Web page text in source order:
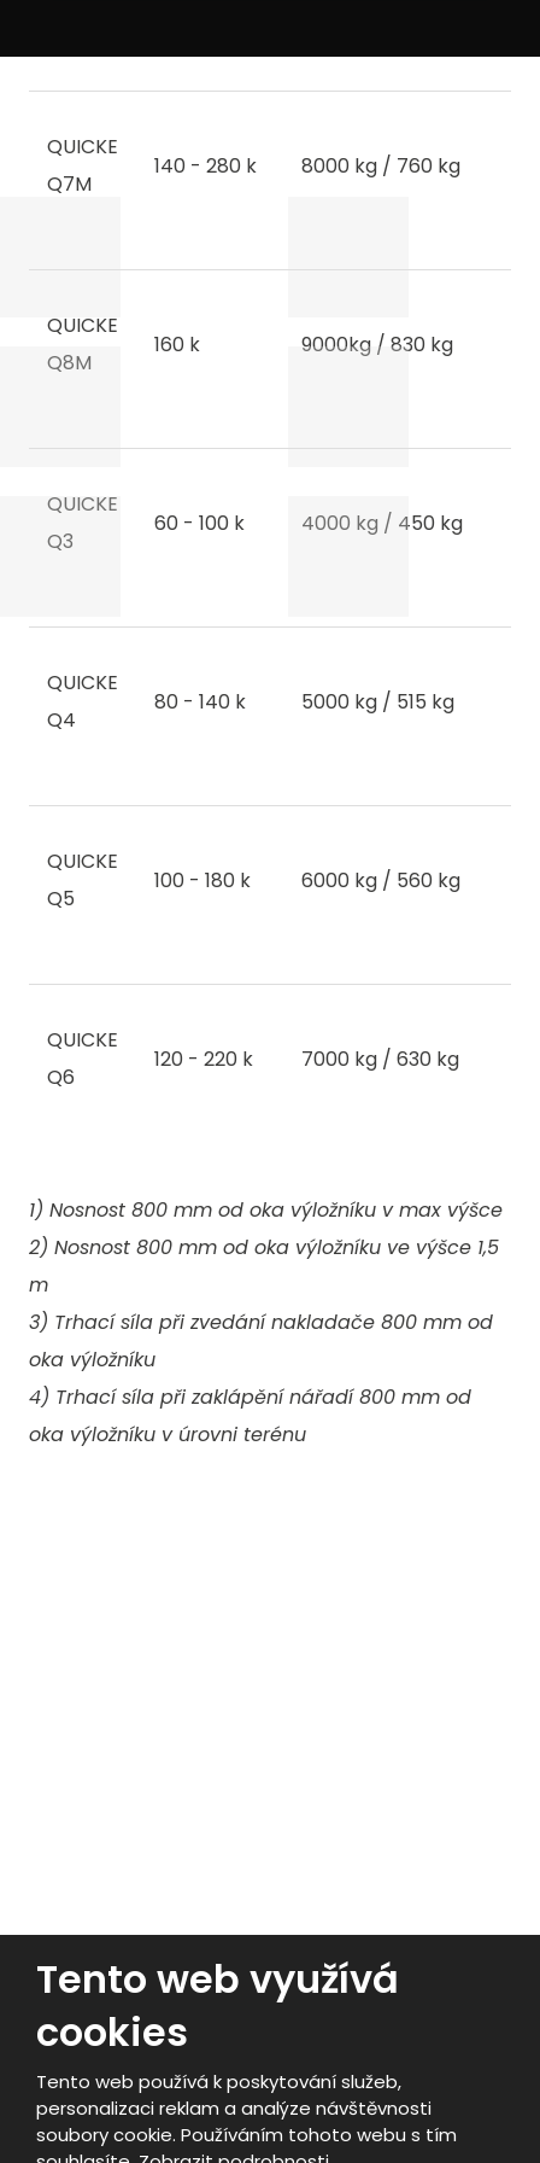
QUICKE
Q7M
140 - 280 k 8000 kg / 760 kg
QUICKE
Q8M
160 k 9000kg / 830 kg
QUICKE
Q3
60 - 100 k 4000 kg / 450 kg
QUICKE
Q4
80 - 140 k 5000 kg / 515 kg
QUICKE
Q5
100 - 180 k 6000 kg / 560 kg
QUICKE
Q6
120 - 220 k 7000 kg / 630 kg
1) Nosnost 800 mm od oka výložníku v max výšce
2) Nosnost 800 mm od oka výložníku ve výšce 1,5
m
3) Trhací síla při zvedání nakladače 800 mm od
oka výložníku
4) Trhací síla při zaklápění nářadí 800 mm od
oka výložníku v úrovni terénu
se
nepodařilo
Naši partneři
PERAGRO Trading s.r.o
Český Krumlov, Česká republika
peragro@peragro.cz
Důležité odkazy
Servis
O nás
Financování a dotace
Kariéra
Vytvořila eBRÁNA s.r.o.
Mapa stránek|Podmínky použití |Nastavení cookies
Tento web využívá
cookies
Tento web používá k poskytování služeb,
personalizaci reklam a analýze návštěvnosti
soubory cookie. Používáním tohoto webu s tím